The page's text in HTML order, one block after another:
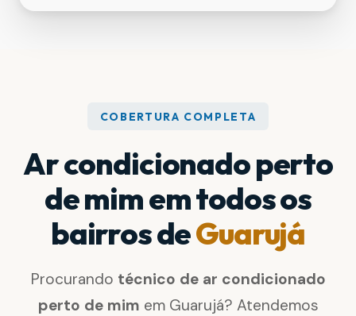
COBERTURA COMPLETA
Ar condicionado perto
de mim em todos os
bairros deGuarujá
Procurando técnico de ar condicionado
perto de mim em Guarujá? Atendemos